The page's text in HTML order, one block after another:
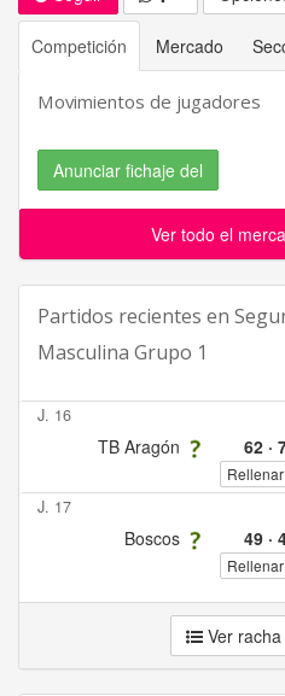
Competición Mercado
Movimientos de jugadores
Anunciar fichaje del
Ver todo el
Partidos recientes en
Masculina Grupo 1
J. 16
TB Aragón 62·
J. 17
Boscos 49·
Ver racha